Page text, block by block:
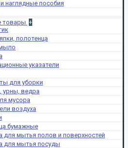
наглядные пособия
товары +
полотенца
указатели
для уборки
урны, ведра
мусора
воздуха
бумажные
для мытья полов и поверхностей
для мытья посуды